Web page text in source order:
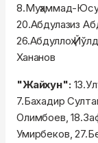
8.Муҳаммад-
20.Абдулазиз
26.Абдуллоҳ
Хананов
"Жайхун":
7.Бахадир
Олимбоев,
Умирбеков,